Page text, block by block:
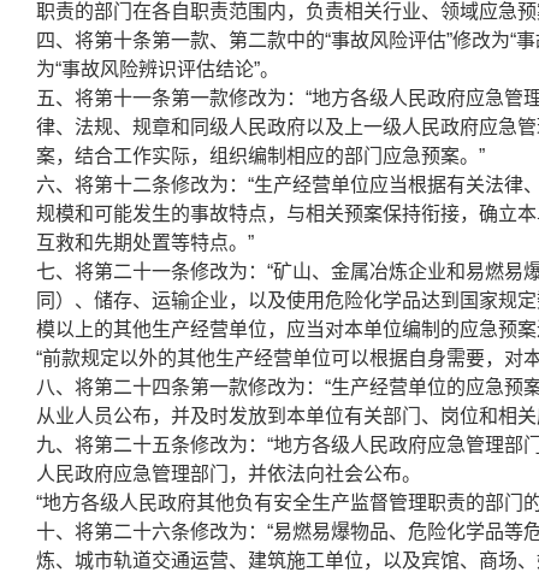
职责的部门在各自职责范围内，负责相关行业、领域应急
四、将第十条第一款、第二款中的“事故风险评估”修改为“
为“事故风险辨识评估结论”。
五、将第十一条第一款修改为：“地方各级人民政府应急
律、法规、规章和同级人民政府以及上一级人民政府应急
案，结合工作实际，组织编制相应的部门应急预案。”
六、将第十二条修改为：“生产经营单位应当根据有关法
规模和可能发生的事故特点，与相关预案保持衔接，确立
互救和先期处置等特点。”
七、将第二十一条修改为：“矿山、金属冶炼企业和易燃
同）、储存、运输企业，以及使用危险化学品达到国家规
模以上的其他生产经营单位，应当对本单位编制的应急预
“前款规定以外的其他生产经营单位可以根据自身需要，对
八、将第二十四条第一款修改为：“生产经营单位的应急
从业人员公布，并及时发放到本单位有关部门、岗位和相
九、将第二十五条修改为：“地方各级人民政府应急管理
人民政府应急管理部门，并依法向社会公布。
“地方各级人民政府其他负有安全生产监督管理职责的部门
十、将第二十六条修改为：“易燃易爆物品、危险化学品
炼、城市轨道交通运营、建筑施工单位，以及宾馆、商场